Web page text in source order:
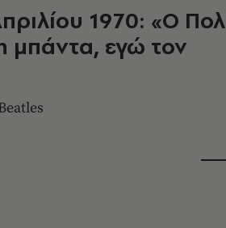
1970: «Ο Πολ
μπάντα, εγώ τον